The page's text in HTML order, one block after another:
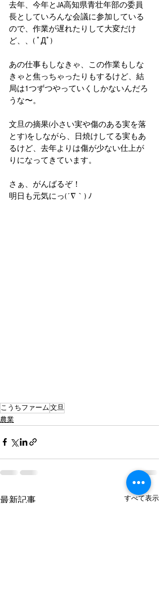
去年、今年とJA高知県青壮年部の委員
長としていろんな会議に参加している
ので、作業が遅れたりして大変だけ
ど、、( ﾟДﾟ)
あの仕事もしなきゃ、この作業もしな
きゃと焦っちゃったりもするけど、結
局は1つずつやっていくしかないんだろ
うな〜。
文旦の摘果(小さい実や傷のある実を落
とす)をしながら、日焼けしてる実もあ
るけど、去年よりは傷が少ない仕上が
りになってきています。
さぁ、がんばるぞ！
明日も元気にっ(´∇｀) ﾉ
こうちファーム文旦
農業
最新記事 すべて表示